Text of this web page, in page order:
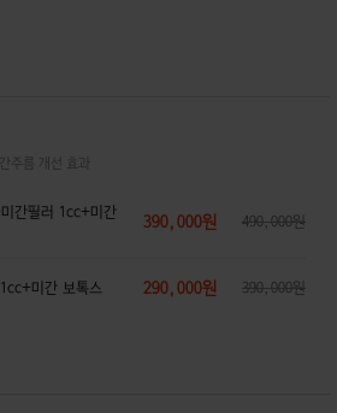
주름 개선 효과
간필러 1cc+미간
390,000원 490,000원
미간 보톡스 290,000원 390,000원